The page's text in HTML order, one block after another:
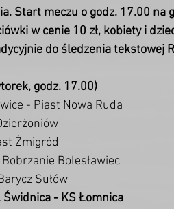
Start meczu o godz. 17.00 na
w cenie 10 zł, kobiety i
do śledzenia tekstowej
godz. 17.00)
- Piast Nowa Ruda
Żmigród
Bolesławiec
Sułów
- KS Łomnica